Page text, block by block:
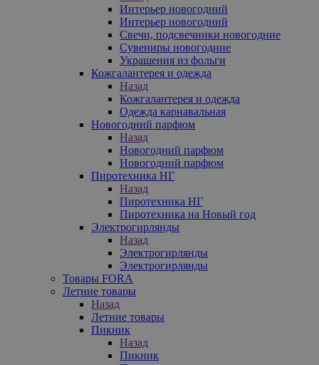
Интерьер новогодний
Интерьер новогодний
Свечи, подсвечники новогодние
Сувениры новогодние
Украшения из фольги
Кожгалантерея и одежда
Назад
Кожгалантерея и одежда
Одежда карнавальная
Новогодний парфюм
Назад
Новогодний парфюм
Новогодний парфюм
Пиротехника НГ
Назад
Пиротехника НГ
Пиротехника на Новый год
Электрогирлянды
Назад
Электрогирлянды
Электрогирлянды
Товары FORA
Летние товары
Назад
Летние товары
Пикник
Назад
Пикник